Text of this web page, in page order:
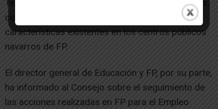
Tecnología Aplicada (ATECA) en distintos centros,
con lo que son ya 27 los espacios de estas
características existentes en los centros públicos
navarros de FP.
El director general de Educación y FP, por su parte,
ha informado al Consejo sobre el seguimiento de
las acciones realizadas en FP para el Empleo